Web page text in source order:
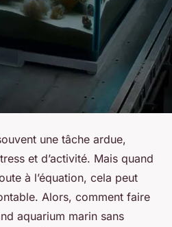
une tâche ardue,
et d’activité. Mais quand
à l’équation, cela peut
Alors, comment faire
aquarium marin sans